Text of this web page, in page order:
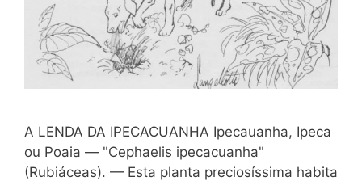
A LENDA DA IPECACUANHA Ipecauanha, Ipeca
ou Poaia — "Cephaelis ipecacuanha"
(Rubiáceas). — Esta planta preciosíssima habita